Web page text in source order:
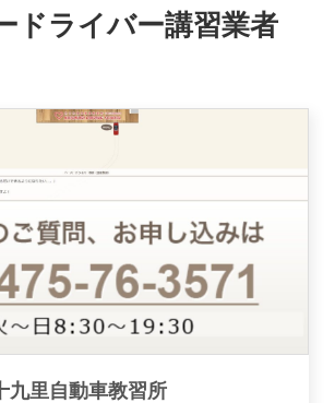
おすすめ業者
ドライバー講習業者
九里自動車教習所